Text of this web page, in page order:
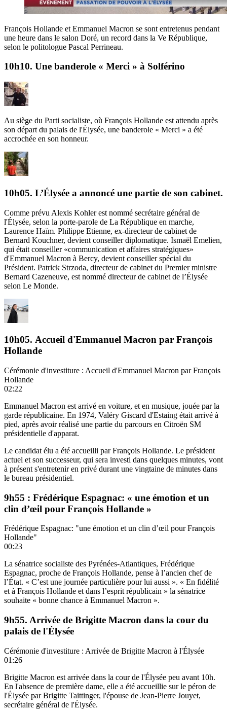
François Hollande et Emmanuel Macron se sont entretenus pendant
une heure dans le salon Doré, un record dans la Ve République,
selon le politologue Pascal Perrineau.
10h10. Une banderole « Merci » à Solférino
Au siège du Parti socialiste, où François Hollande est attendu après
son départ du palais de l'Élysée, une banderole « Merci » a été
accrochée en son honneur.
10h05. L’Élysée a annoncé une partie de son cabinet.
Comme prévu Alexis Kohler est nommé secrétaire général de
l'Élysée, selon la porte-parole de La République en marche,
Laurence Haïm. Philippe Etienne, ex-directeur de cabinet de
Bernard Kouchner, devient conseiller diplomatique. Ismaël Emelien,
qui était conseiller «communication et affaires stratégiques»
d'Emmanuel Macron à Bercy, devient conseiller spécial du
Président. Patrick Strzoda, directeur de cabinet du Premier ministre
Bernard Cazeneuve, est nommé directeur de cabinet de l’Élysée
selon Le Monde.
10h05. Accueil d'Emmanuel Macron par François
Hollande
Cérémonie d'investiture : Accueil d'Emmanuel Macron par François
Hollande
02:22
Emmanuel Macron est arrivé en voiture, et en musique, jouée par la
garde républicaine. En 1974, Valéry Giscard d'Estaing était arrivé à
pied, après avoir réalisé une partie du parcours en Citroën SM
présidentielle d'apparat.
Le candidat élu a été accueilli par François Hollande. Le président
actuel et son successeur, qui sera investi dans quelques minutes, vont
à présent s'entretenir en privé durant une vingtaine de minutes dans
le bureau présidentiel.
9h55 : Frédérique Espagnac: « une émotion et un
clin d’œil pour François Hollande »
Frédérique Espagnac: "une émotion et un clin d’œil pour François
Hollande"
00:23
La sénatrice socialiste des Pyrénées-Atlantiques, Frédérique
Espagnac, proche de François Hollande, pense à l’ancien chef de
l’État. « C’est une journée particulière pour lui aussi ». « En fidélité
et à François Hollande et dans l’esprit républicain » la sénatrice
souhaite « bonne chance à Emmanuel Macron ».
9h55. Arrivée de Brigitte Macron dans la cour du
palais de l'Élysée
Cérémonie d'investiture : Arrivée de Brigitte Macron à l'Élysée
01:26
Brigitte Macron est arrivée dans la cour de l'Élysée peu avant 10h.
En l'absence de première dame, elle a été accueillie sur le péron de
l'Élysée par Brigitte Taittinger, l'épouse de Jean-Pierre Jouyet,
secrétaire général de l'Élysée.